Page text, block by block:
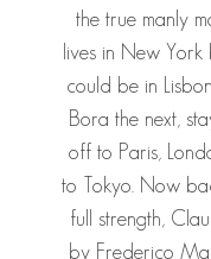
the true manly
lives in New
could be in
Bora the next,
off to Paris,
to Tokyo. Now
full strength,
by Frederico